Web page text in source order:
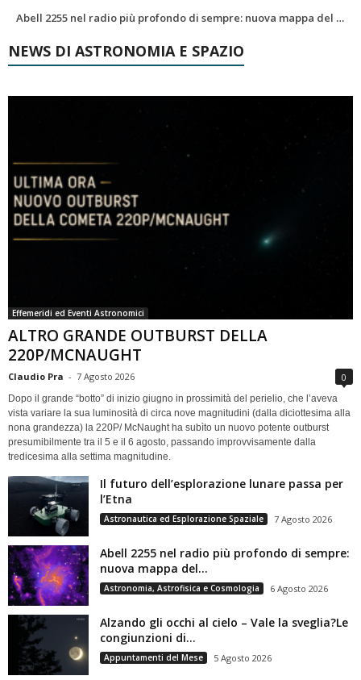
Alzando gli occhi al cielo – Vale la sveglia?Le congiunzioni di agosto 2026
NEWS DI ASTRONOMIA E SPAZIO
Effemeridi ed Eventi Astronomici
ALTRO GRANDE OUTBURST DELLA
220P/MCNAUGHT
Claudio Pra - 7 Agosto 2026 0
Dopo il grande “botto” di inizio giugno in prossimità del perielio, che l’aveva
vista variare la sua luminosità di circa nove magnitudini (dalla diciottesima alla
nona grandezza) la 220P/ McNaught ha subìto un nuovo potente outburst
presumibilmente tra il 5 e il 6 agosto, passando improvvisamente dalla
tredicesima alla settima magnitudine.
Il futuro dell’esplorazione lunare passa per
l’Etna
Astronautica ed Esplorazione Spaziale 7 Agosto 2026
Abell 2255 nel radio più profondo di sempre:
nuova mappa del...
Astronomia, Astrofisica e Cosmologia 6 Agosto 2026
Alzando gli occhi al cielo – Vale la sveglia?Le
congiunzioni di...
Appuntamenti del Mese 5 Agosto 2026